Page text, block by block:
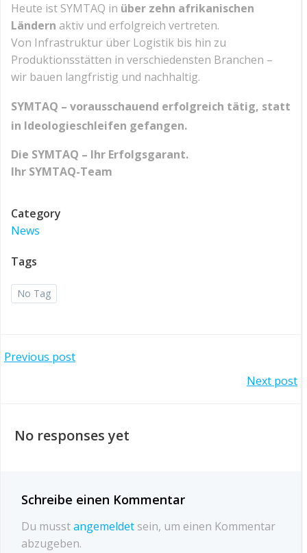
Heute ist SYMTAQ in über zehn afrikanischen
Ländern aktiv und erfolgreich vertreten.
Von Infrastruktur über Logistik bis hin zu
Produktionsstätten in verschiedensten Branchen –
wir bauen langfristig und nachhaltig.
SYMTAQ – vorausschauend erfolgreich tätig, statt
in Ideologieschleifen gefangen.
Die SYMTAQ – Ihr Erfolgsgarant.
Ihr SYMTAQ-Team
Category
News
Tags
No Tag
Post
Previous post
navigation
Next post
No responses yet
Schreibe einen Kommentar
Du musstangemeldet sein, um einen Kommentar
abzugeben.